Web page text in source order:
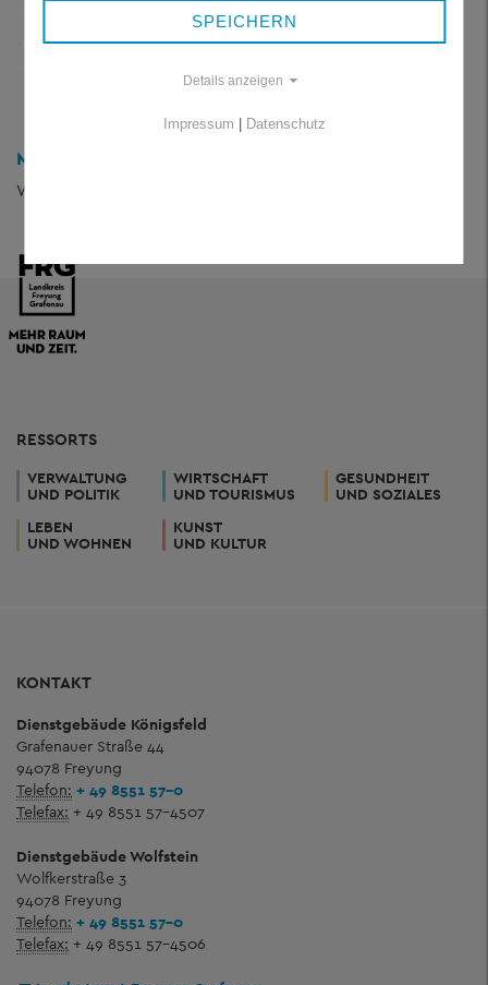
MERKBLATT - RINDER
Wasserversorgung in der Milchviehhaltung
RESSORTS
VERWALTUNG
UND POLITIK
WIRTSCHAFT
UND TOURISMUS
GESUNDHEIT
UND SOZIALES
LEBEN
UND WOHNEN
KUNST
UND KULTUR
KONTAKT
Dienstgebäude Königsfeld
Grafenauer Straße 44
94078 Freyung
Telefon: + 49 8551 57-0
Telefax: + 49 8551 57-4507
Dienstgebäude Wolfstein
Wolfkerstraße 3
94078 Freyung
Telefon: + 49 8551 57-0
Telefax: + 49 8551 57-4506
SPEICHERN
Details anzeigen
Impressum Datenschutz